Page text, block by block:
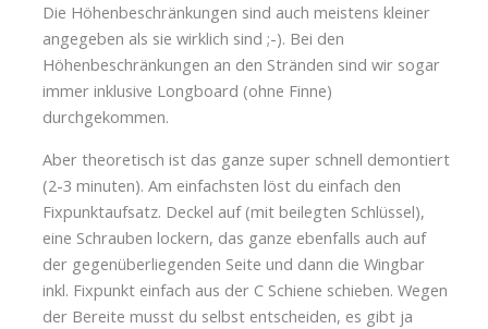
Die Höhenbeschränkungen sind auch meistens kleiner
angegeben als sie wirklich sind ;-). Bei den
Höhenbeschränkungen an den Stränden sind wir sogar
immer inklusive Longboard (ohne Finne)
durchgekommen.
Aber theoretisch ist das ganze super schnell demontiert
(2-3 minuten). Am einfachsten löst du einfach den
Fixpunktaufsatz. Deckel auf (mit beilegten Schlüssel),
eine Schrauben lockern, das ganze ebenfalls auch auf
der gegenüberliegenden Seite und dann die Wingbar
inkl. Fixpunkt einfach aus der C Schiene schieben. Wegen
der Bereite musst du selbst entscheiden, es gibt ja